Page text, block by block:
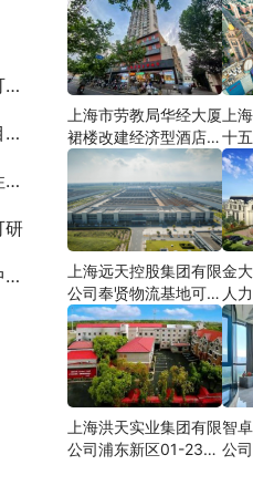
研
上海市劳教局华经大厦
裙楼改建经济型酒店可
研
上
十
上海远天控股集团有限
公司奉贤物流基地可行
性研究
金
人
上海洪天实业集团有限
公司浦东新区01-23地
智
公